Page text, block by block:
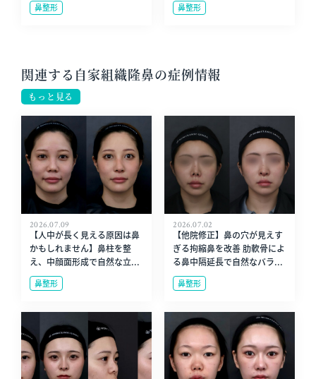
鼻整形 鼻整形
関連する自家組織隆鼻の症例情報
もっと見る
2026.07.09
【人中が長く見える原因は鼻
かもしれません】鼻柱を整
え、中顔面形成で自然な立...
鼻整形
2026.07.02
【他院修正】鼻の穴が見えす
ぎる拘縮鼻を改善 肋軟骨によ
る鼻中隔延長で自然なバラ...
鼻整形